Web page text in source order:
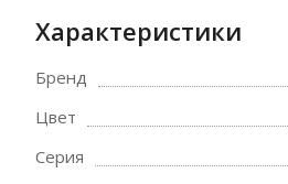
Характеристики
Бренд
Цвет
Серия